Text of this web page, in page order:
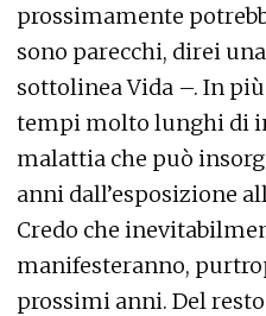
prossimamente
sono parecchi, direi
sottolinea Vida –. In
tempi molto lunghi di
malattia che può
anni dall’esposizione
Credo che
manifesteranno,
prossimi anni. Del